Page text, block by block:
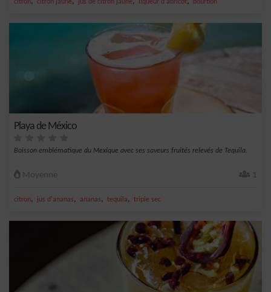
citron citron jaune jus de citron jaune liqueur d'abricot bourbon
Playa de México
Boisson emblématique du Mexique avec ses saveurs fruités relevés de Tequila.
Moyenne 1
citron, jus d'ananas, ananas, tequila, triple sec